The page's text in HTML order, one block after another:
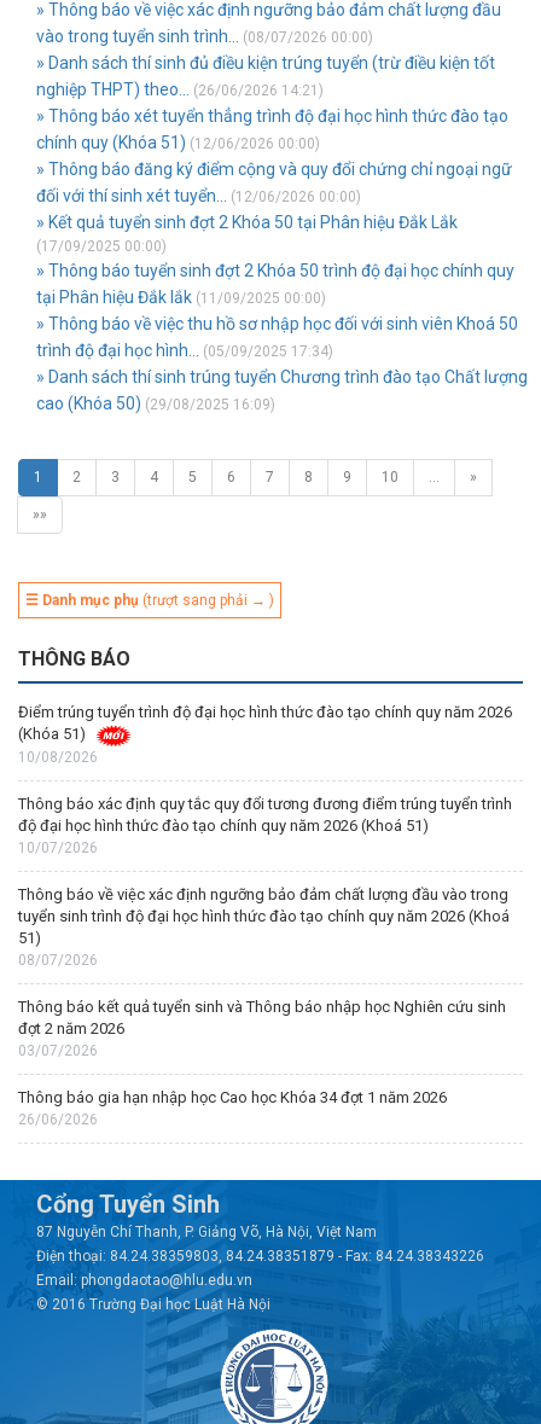
» Thông báo về việc xác định ngưỡng bảo đảm chất lượng đầu
vào trong tuyển sinh trình...
(08/07/2026 00:00)
» Danh sách thí sinh đủ điều kiện trúng tuyển (trừ điều kiện tốt
nghiệp THPT) theo...
(26/06/2026 14:21)
» Thông báo xét tuyển thẳng trình độ đại học hình thức đào tạo
chính quy (Khóa 51) (12/06/2026 00:00)
» Thông báo đăng ký điểm cộng và quy đổi chứng chỉ ngoại ngữ
đối với thí sinh xét tuyển...
(12/06/2026 00:00)
» Kết quả tuyển sinh đợt 2 Khóa 50 tại Phân hiệu Đắk Lắk
(17/09/2025 00:00)
» Thông báo tuyển sinh đợt 2 Khóa 50 trình độ đại học chính quy
tại Phân hiệu Đắk lắk (11/09/2025 00:00)
» Thông báo về việc thu hồ sơ nhập học đối với sinh viên Khoá 50
trình độ đại học hình...
(05/09/2025 17:34)
» Danh sách thí sinh trúng tuyển Chương trình đào tạo Chất lượng
cao (Khóa 50) (29/08/2025 16:09)
1 2 3 4 5 6 7 8 9 10 … »
»»
☰ Danh mục phụ (trượt sang phải → )
THÔNG BÁO
Điểm trúng tuyển trình độ đại học hình thức đào tạo chính quy năm 2026
(Khóa 51)
10/08/2026
Thông báo xác định quy tắc quy đổi tương đương điểm trúng tuyển trình
độ đại học hình thức đào tạo chính quy năm 2026 (Khoá 51)
10/07/2026
Thông báo về việc xác định ngưỡng bảo đảm chất lượng đầu vào trong
tuyển sinh trình độ đại học hình thức đào tạo chính quy năm 2026 (Khoá
51)
08/07/2026
Thông báo kết quả tuyển sinh và Thông báo nhập học Nghiên cứu sinh
đợt 2 năm 2026
03/07/2026
Thông báo gia hạn nhập học Cao học Khóa 34 đợt 1 năm 2026
26/06/2026
Cổng Tuyển Sinh
87 Nguyễn Chí Thanh, P. Giảng Võ, Hà Nội, Việt Nam
Điện thoại: 84.24.38359803, 84.24.38351879 - Fax: 84.24.38343226
Email: phongdaotao@hlu.edu.vn
© 2016 Trường Đại học Luật Hà Nội